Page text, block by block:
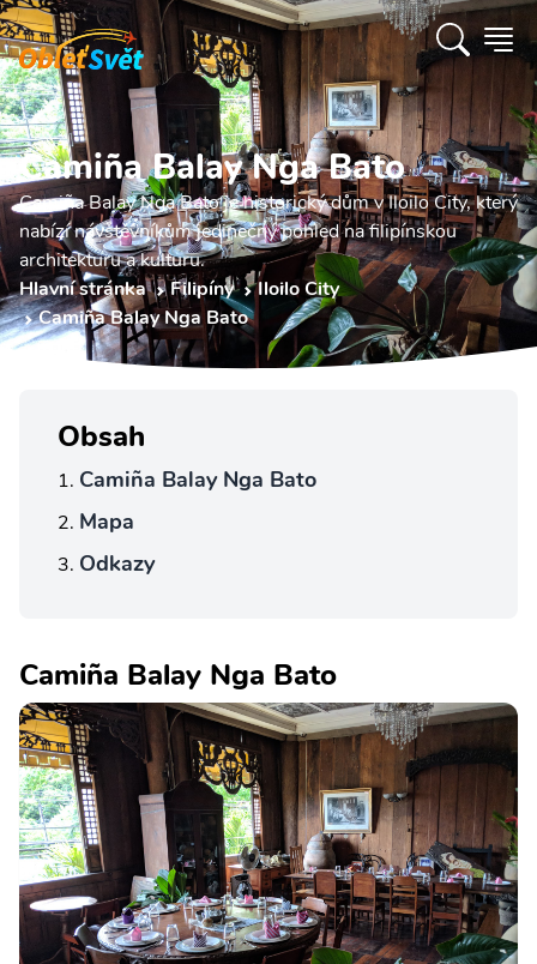
Camiña Balay Nga Bato
Camiña Balay Nga Bato je historický dům v Iloilo City, který
nabízí návštěvníkům jedinečný pohled na filipínskou
architekturu a kulturu.
Hlavní stránka
Filipíny
Iloilo City
Camiña Balay Nga Bato
Obsah
Camiña Balay Nga Bato
Mapa
Odkazy
Camiña Balay Nga Bato